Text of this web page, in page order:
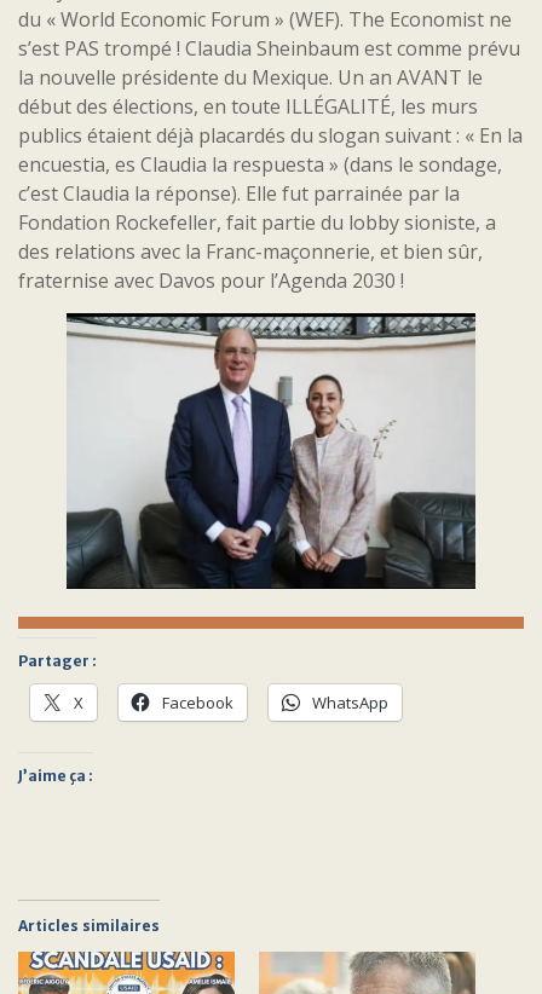
du « World Economic Forum » (WEF). The Economist ne
s’est PAS trompé ! Claudia Sheinbaum est comme prévu
la nouvelle présidente du Mexique. Un an AVANT le
début des élections, en toute ILLÉGALITÉ, les murs
publics étaient déjà placardés du slogan suivant : « En la
encuestia, es Claudia la respuesta » (dans le sondage,
c’est Claudia la réponse). Elle fut parrainée par la
Fondation Rockefeller, fait partie du lobby sioniste, a
des relations avec la Franc-maçonnerie, et bien sûr,
fraternise avec Davos pour l’Agenda 2030 !
Partager :
X Facebook WhatsApp
J’aime ça :
Articles similaires